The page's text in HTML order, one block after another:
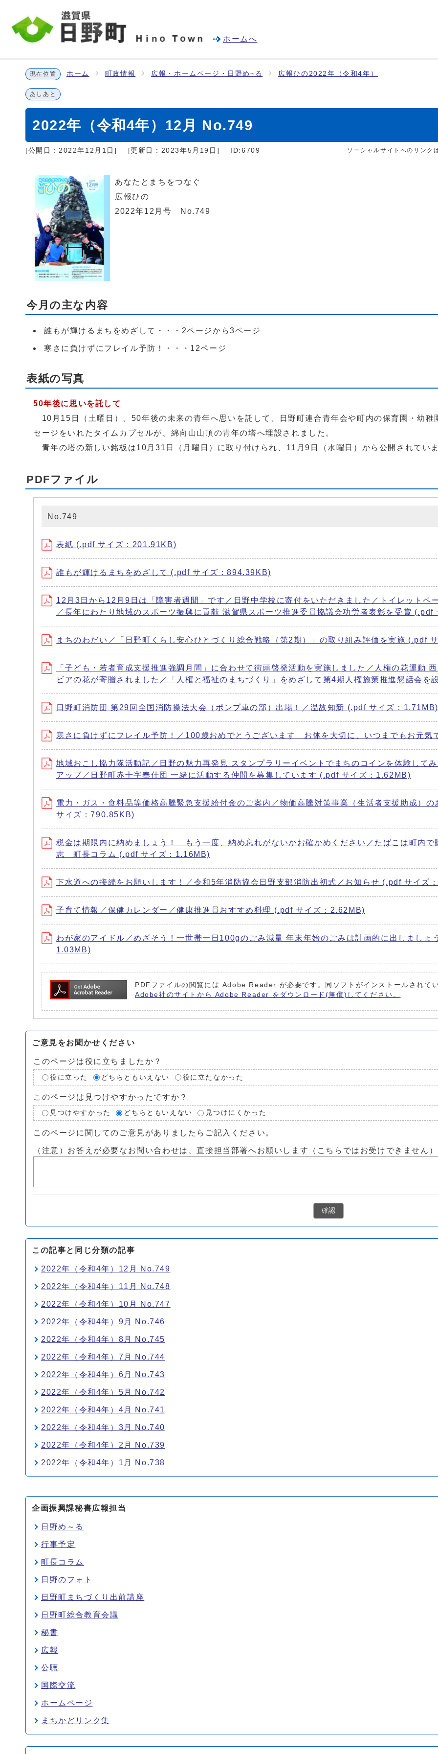
ホームへ
現在位置 ホーム 町政情報 広報・ホームページ・日野め~る 広報ひの2022年（令和4年）
あしあと
2022年（令和4年）12月 No.749
[公開日： 2022年12月1日 ] [更新日： 2023年5月19日 ] ID:6709 ソーシャルサイトへのリンク
あなたとまちをつなぐ
広報ひの
2022年12月号 No.749
今月の主な内容
誰もが輝けるまちをめざして・・・2ページから3ページ
寒さに負けずにフレイル予防！・・・12ページ
表紙の写真
50年後に思いを託して
10月15日（土曜日）、50年後の未来の青年へ思いを託して、日野町連合青年会や町内の保育園・幼
セージをいれたタイムカプセルが、綿向山山頂の青年の塔へ埋設されました。
青年の塔の新しい銘板は10月31日（月曜日）に取り付けられ、11月9日（水曜日）から公開されてい
PDFファイル
No.749
表紙 (.pdf サイズ：201.91KB)
誰もが輝けるまちをめざして (.pdf サイズ：894.39KB)
12月3日から12月9日は「障害者週間」です／日野中学校に寄付をいただきました／トイレットペ
／長年にわたり地域のスポーツ振興に貢献 滋賀県スポーツ推進委員協議会功労者表彰を受賞
まちのわだい／「日野町くらし安心ひとづくり総合戦略（第2期）」の取り組み評価を実施 (.pdf
「子ども・若者育成支援推進強調月間」に合わせて街頭啓発活動を実施しました／人権の花運動
ビアの花が寄贈されました／「人権と福祉のまちづくり」をめざして第4期人権施策推進懇話会
日野町消防団 第29回全国消防操法大会（ポンプ車の部）出場！／温故知新 (.pdf サイズ：1.71MB)
寒さに負けずにフレイル予防！／100歳おめでとうございます お体を大切に、いつまでもお元
地域おこし協力隊活動記／日野の魅力再発見 スタンプラリーイベントでまちのコインを体験して
アップ／日野町赤十字奉仕団 一緒に活動する仲間を募集しています (.pdf サイズ：1.62MB)
電力・ガス・食料品等価格高騰緊急支援給付金のご案内／物価高騰対策事業（生活者支援助成）
サイズ：790.85KB)
税金は期限内に納めましょう！ もう一度、納め忘れがないかお確かめください／たばこは町内
志 町長コラム (.pdf サイズ：1.16MB)
下水道への接続をお願いします！／令和5年消防協会日野支部消防出初式／お知らせ (.pdf サイズ
子育て情報／保健カレンダー／健康推進員おすすめ料理 (.pdf サイズ：2.62MB)
わが家のアイドル／めざそう！一世帯一日100gのごみ減量 年末年始のごみは計画的に出しまし
1.03MB)
PDFファイルの閲覧には Adobe Reader が必要です。同ソフトがインストールされて
Adobe社のサイトから Adobe Reader をダウンロード(無償)してください。
ご意見をお聞かせください
このページは役に立ちましたか？
役に立った どちらともいえない 役に立たなかった
このページは見つけやすかったですか？
見つけやすかった どちらともいえない 見つけにくかった
このページに関してのご意見がありましたらご記入ください。
（注意）お答えが必要なお問い合わせは、直接担当部署へお願いします（こちらではお受けできません
確認
この記事と同じ分類の記事
2022年（令和4年）12月 No.749
2022年（令和4年）11月 No.748
2022年（令和4年）10月 No.747
2022年（令和4年）9月 No.746
2022年（令和4年）8月 No.745
2022年（令和4年）7月 No.744
2022年（令和4年）6月 No.743
2022年（令和4年）5月 No.742
2022年（令和4年）4月 No.741
2022年（令和4年）3月 No.740
2022年（令和4年）2月 No.739
2022年（令和4年）1月 No.738
企画振興課秘書広報担当
日野め～る
行事予定
町長コラム
日野のフォト
日野町まちづくり出前講座
日野町総合教育会議
秘書
広報
公聴
国際交流
ホームページ
まちかどリンク集